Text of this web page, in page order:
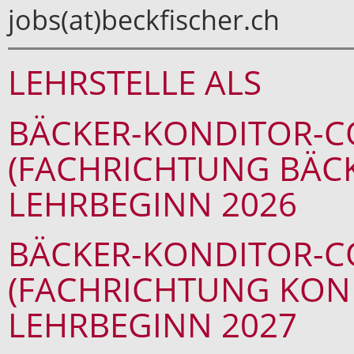
jobs(at)beckfischer.ch
LEHRSTELLE ALS
BÄCKER-KONDITOR-
(FACHRICHTUNG
LEHRBEGINN 2026
BÄCKER-KONDITOR-
(FACHRICHTUNG
LEHRBEGINN 2027